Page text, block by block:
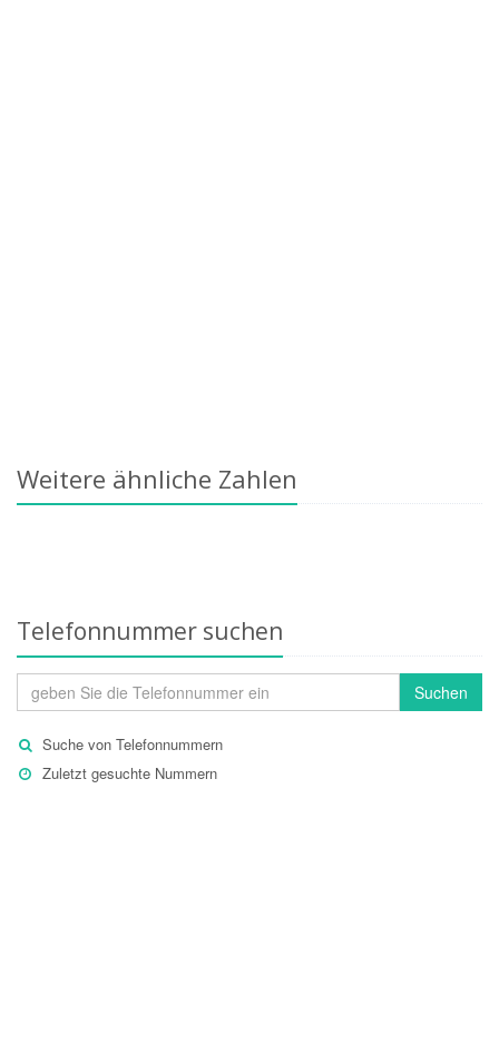
Weitere ähnliche Zahlen
Telefonnummer suchen
Suchen
Suche von Telefonnummern
Zuletzt gesuchte Nummern